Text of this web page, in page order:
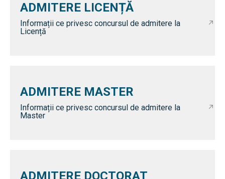
ADMITERE LICENȚĂ
Informații ce privesc concursul de admitere la
Licență
ADMITERE MASTER
Informații ce privesc concursul de admitere la
Master
ADMITERE DOCTORAT